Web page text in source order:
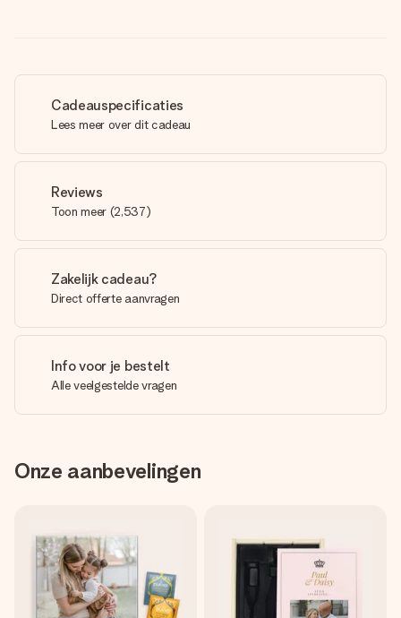
Cadeauspecificaties
Lees meer over dit cadeau
Reviews
Toon meer (2,537)
Zakelijk cadeau?
Direct offerte aanvragen
Info voor je bestelt
Alle veelgestelde vragen
Onze aanbevelingen